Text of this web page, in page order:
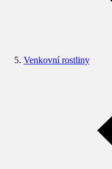
Venkovní rostliny